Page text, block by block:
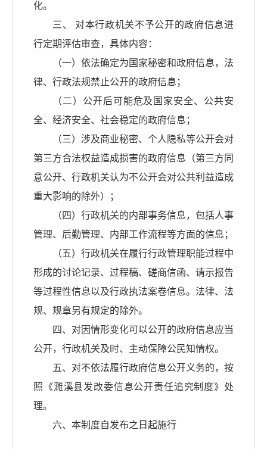
化。
三、 对本行政机关不予公开的政府信息进
行定期评估审查，具体内容：
（一）依法确定为国家秘密和政府信息，法
律、行政法规禁止公开的政府信息；
（二）公开后可能危及国家安全、公共安
全、经济安全、社会稳定的政府信息；
（三）涉及商业秘密、个人隐私等公开会对
第三方合法权益造成损害的政府信息（第三方同
意公开、行政机关认为不公开会对公共利益造成
重大影响的除外）；
（四）行政机关的内部事务信息，包括人事
管理、后勤管理、内部工作流程等方面的信息；
（五）行政机关在履行行政管理职能过程中
形成的讨论记录、过程稿、磋商信函、请示报告
等过程性信息以及行政执法案卷信息。法律、法
规、规章另有规定的除外。
四、对因情形变化可以公开的政府信息应当
公开，行政机关及时、主动保障公民知情权。
五、对不依法履行政府信息公开义务的，按
照《濉溪县发改委信息公开责任追究制度》处
理。
六、本制度自发布之日起施行